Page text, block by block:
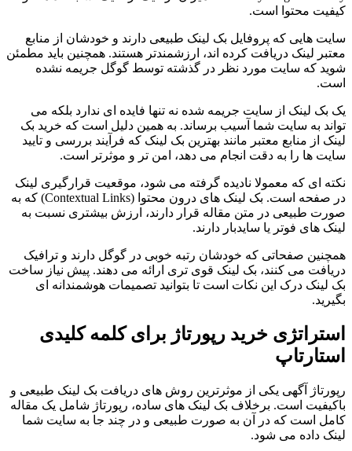
کیفیت محتوا است.
سایت هایی که پروفایل بک لینک طبیعی دارند و خودشان از منابع
معتبر لینک دریافت کرده اند، ارزشمندتر هستند. همچنین باید مطمئن
شوید که سایت مورد نظر در گذشته توسط گوگل جریمه نشده
است.
یک بک لینک از سایت جریمه شده نه تنها فایده ای ندارد بلکه می
تواند به سایت شما آسیب برساند. به همین دلیل است که خرید بک
لینک از منابع معتبر مانند بهترین بک لینک که فرآیند بررسی و تایید
سایت ها را به دقت انجام می دهد، امن تر و موثرتر است.
نکته ای که معمولا نادیده گرفته می شود، موقعیت قرارگیری لینک
در صفحه است. بک لینک های درون محتوا (Contextual Links) که به
صورت طبیعی در متن مقاله قرار دارند، ارزش بیشتری نسبت به
لینک های فوتر یا سایدبار دارند.
همچنین صفحاتی که خودشان رتبه خوبی در گوگل دارند و ترافیک
دریافت می کنند، بک لینک قوی تری ارائه می دهند. پیش نیاز ساخت
بک لینک درک این نکات است تا بتوانید تصمیمات هوشمندانه ای
بگیرید.
استراتژی خرید رپورتاژ برای کلمه کلیدی
استارتاپ
رپورتاژ آگهی یکی از موثرترین روش های دریافت بک لینک طبیعی و
باکیفیت است. برخلاف بک لینک های ساده، رپورتاژ شامل یک مقاله
کامل است که در آن به صورت طبیعی و در چند جا به سایت شما
لینک داده می شود.